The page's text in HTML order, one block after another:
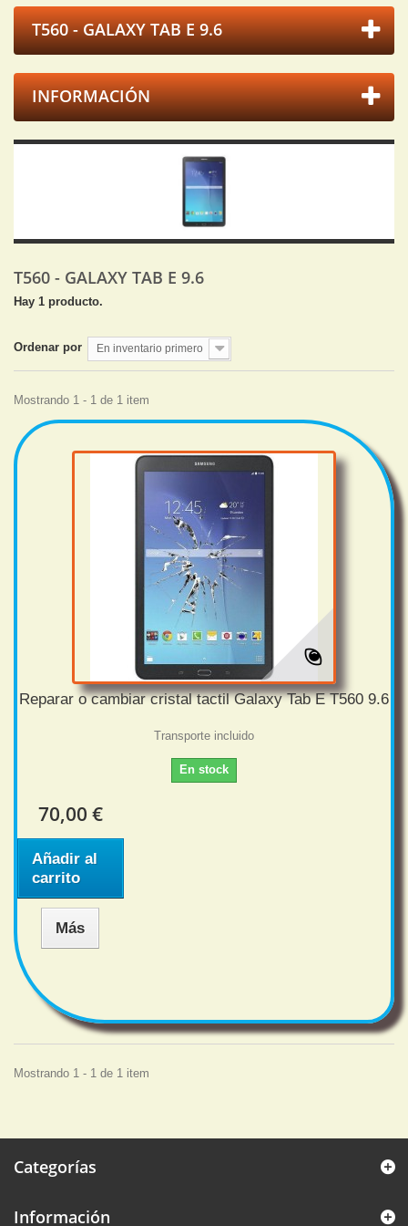
T560 - GALAXY TAB E 9.6
INFORMACIÓN
T560 - GALAXY TAB E 9.6
Hay 1 producto.
Ordenar por En inventario primero
Mostrando 1 - 1 de 1 item
Reparar o cambiar cristal tactil Galaxy Tab E T560 9.6
Transporte incluido
En stock
70,00 €
Añadir al
carrito
Más
Mostrando 1 - 1 de 1 item
Categorías
Información